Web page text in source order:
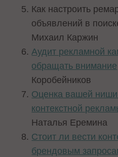
Как настроить
объявлений в
Михаил Каржин
Аудит рекламной
обращать внимание
Коробейников
Оценка вашей ниши
контекстной
Наталья Еремина
Стоит ли вести
брендовым